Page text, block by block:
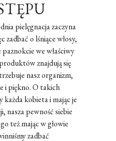
pielęgnacja zaczyna
zadbać o lśniące włosy,
we właściwy
znajdują się
nasz organizm,
i piękno. O takich
kobieta i mając je
nasza pewność siebie
też mając w głowie
zadbać